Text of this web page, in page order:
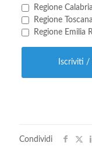
Regione Calabria
Regione Toscana
Regione Emilia
Condividi